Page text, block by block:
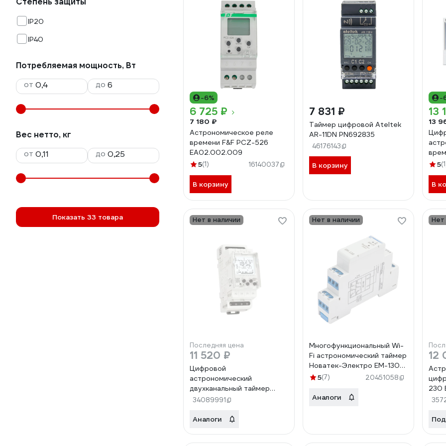
IP20
IP40
Потребляемая мощность, Вт
от
до
Вес нетто, кг
от
до
Показать 33 товара
-6%
6 725 ₽
7 180 ₽
Астрономическое реле
времени F&F PCZ-526
EA02.002.009
5(1) 16140037
В корзину
7 831 ₽
Таймер цифровой Ateltek
AR-11DN PN692835
46176143
В корзину
-
13
13
5
В
Нет в наличии
Последняя цена
11 520 ₽
Цифровой
астрономический
двухканальный таймер
ELKO EP SHT-13/2
2.4GHz, AC/DC 24-240V
34089991
Аналоги
Нет в наличии
Многофункциональный Wi-
Fi астрономический таймер
Новатек-Электро ЕМ-130
3425680130
5(7) 20451058
Аналоги
Нет
12
230